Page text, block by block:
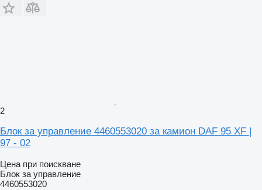
2
Блок за управление 4460553020 за камион DAF 95 XF |
97 - 02
Цена при поискване
Блок за управление
4460553020